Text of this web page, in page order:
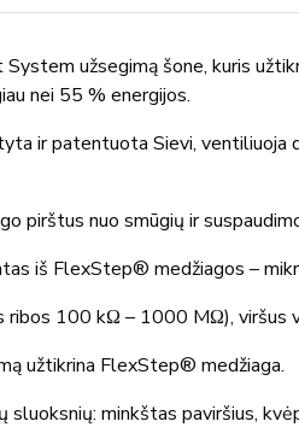
užsegimą šone, kuris
nei 55 % energijos.
ir patentuota Sievi, ventiliuoja
pirštus nuo smūgių ir
iš FlexStep® medžiagos –
ribos 100 kΩ – 1000 MΩ), viršus
užtikrina FlexStep® medžiaga.
sluoksnių: minkštas paviršius,